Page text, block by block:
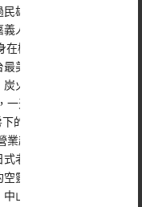
雄就想來一顆包子，現
人氣海鮮碳烤餐廳，越
在樹林裡的白色玻璃屋景
美的巴洛克式建築觀光
火直烤的人氣排隊烤玉
一天只賣36份的日印式咖
的老宅咖啡館，清新有溫
業超過60年的老麵店，招
式老宅裡享用美味甜點，
靈系咖啡館，限量點心
中山門市結合咖啡廳可內